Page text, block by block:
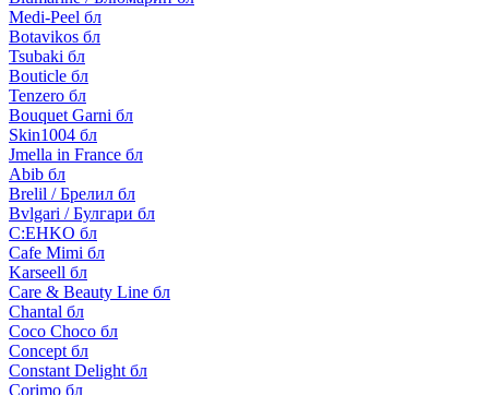
Medi-Peel бл
Botavikos бл
Tsubaki бл
Bouticle бл
Tenzero бл
Bouquet Garni бл
Skin1004 бл
Jmella in France бл
Abib бл
Brelil / Брелил бл
Bvlgari / Булгари бл
C:EHKO бл
Cafe Mimi бл
Karseell бл
Care & Beauty Line бл
Chantal бл
Coco Choco бл
Concept бл
Constant Delight бл
Corimo бл